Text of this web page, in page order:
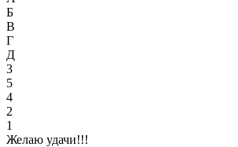
Б
В
Г
Д
3
5
4
2
1
Желаю удачи!!!